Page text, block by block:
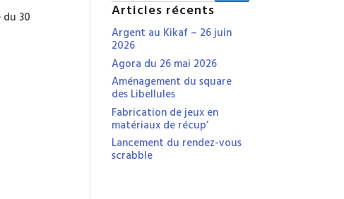
30 Articles récents
Argent au Kikaf – 26 juin
2026
Agora du 26 mai 2026
Aménagement du square
des Libellules
Fabrication de jeux en
matériaux de récup’
Lancement du rendez-vous
scrabble